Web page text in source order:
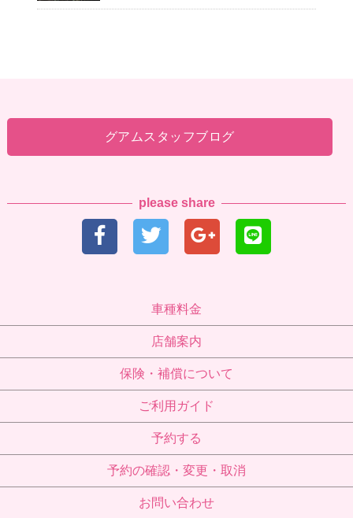
グアムスタッフブログ
please share
車種料金
店舗案内
保険・補償について
ご利用ガイド
予約する
予約の確認・変更・取消
お問い合わせ